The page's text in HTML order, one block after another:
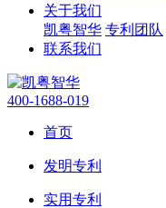
关于我们
凯粤智华 专利团队
联系我们
400-1688-019
首页
发明专利
实用专利